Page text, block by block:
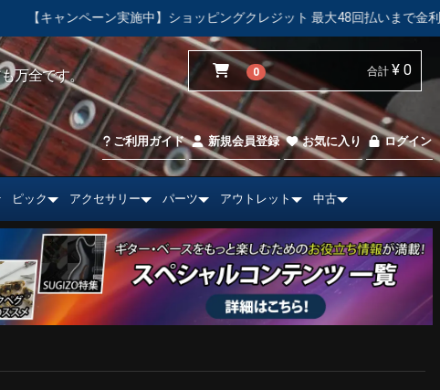
施中】ショッピングクレジット 最大48回払いまで金利手数料無料！
万全です。
0 合計 ¥ 0
ご利用ガイド 新規会員登録 お気に入り ログイン
ピック アクセサリー パーツ アウトレット 中古